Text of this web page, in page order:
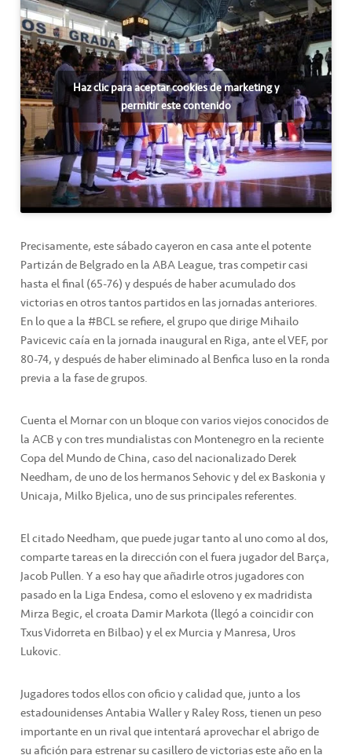
Haz clic para aceptar cookies de marketing y
permitir este contenido
Precisamente, este sábado cayeron en casa ante el potente
Partizán de Belgrado en la ABA League, tras competir casi
hasta el final (65-76) y después de haber acumulado dos
victorias en otros tantos partidos en las jornadas anteriores.
En lo que a la #BCL se refiere, el grupo que dirige Mihailo
Pavicevic caía en la jornada inaugural en Riga, ante el VEF, por
80-74, y después de haber eliminado al Benfica luso en la ronda
previa a la fase de grupos.
Cuenta el Mornar con un bloque con varios viejos conocidos de
la ACB y con tres mundialistas con Montenegro en la reciente
Copa del Mundo de China, caso del nacionalizado Derek
Needham, de uno de los hermanos Sehovic y del ex Baskonia y
Unicaja, Milko Bjelica, uno de sus principales referentes.
El citado Needham, que puede jugar tanto al uno como al dos,
comparte tareas en la dirección con el fuera jugador del Barça,
Jacob Pullen. Y a eso hay que añadirle otros jugadores con
pasado en la Liga Endesa, como el esloveno y ex madridista
Mirza Begic, el croata Damir Markota (llegó a coincidir con
Txus Vidorreta en Bilbao) y el ex Murcia y Manresa, Uros
Lukovic.
Jugadores todos ellos con oficio y calidad que, junto a los
estadounidenses Antabia Waller y Raley Ross, tienen un peso
importante en un rival que intentará aprovechar el abrigo de
su afición para estrenar su casillero de victorias este año en la